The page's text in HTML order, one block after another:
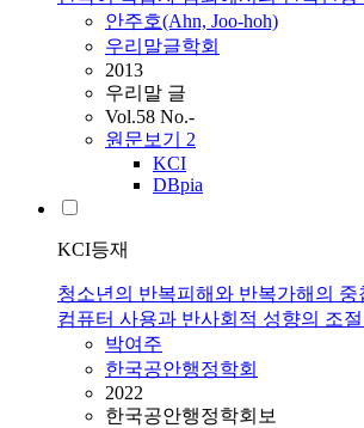
안주호(Ahn, Joo-hoh)
우리말글학회
2013
우리말 글
Vol.58 No.-
원문보기 2
KCI
DBpia
KCI등재
청소년의 반복피해와 반복가해의 중
컴퓨터 사용과 반사회적 성향의 조
박여주
한국공안행정학회
2022
한국공안행정학회보